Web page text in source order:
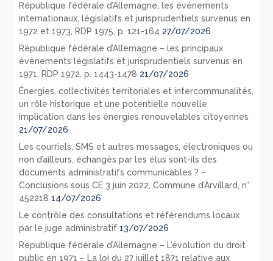
République fédérale d’Allemagne, les événements
internationaux, législatifs et jurisprudentiels survenus en
1972 et 1973, RDP 1975, p. 121-164 27/07/2026
République fédérale d’Allemagne – les principaux
évènements législatifs et jurisprudentiels survenus en
1971, RDP 1972, p. 1443-1478 21/07/2026
Énergies, collectivités territoriales et intercommunalités,
un rôle historique et une potentielle nouvelle
implication dans les énergies renouvelables citoyennes
21/07/2026
Les courriels, SMS et autres messages, électroniques ou
non d’ailleurs, échangés par les élus sont-ils des
documents administratifs communicables ? –
Conclusions sous CE 3 juin 2022, Commune d’Arvillard, n°
452218 14/07/2026
Le contrôle des consultations et référendums locaux
par le juge administratif 13/07/2026
République fédérale d’Allemagne – L’évolution du droit
public en 1971 – La loi du 27 juillet 1871 relative aux